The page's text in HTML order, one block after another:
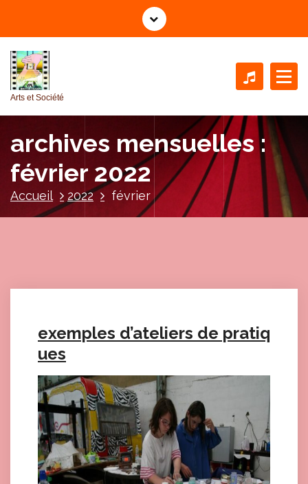
l
Arts et Société
archives mensuelles :
février 2022
Accueil 2022 février
exemples d’ateliers de pratiq
ues